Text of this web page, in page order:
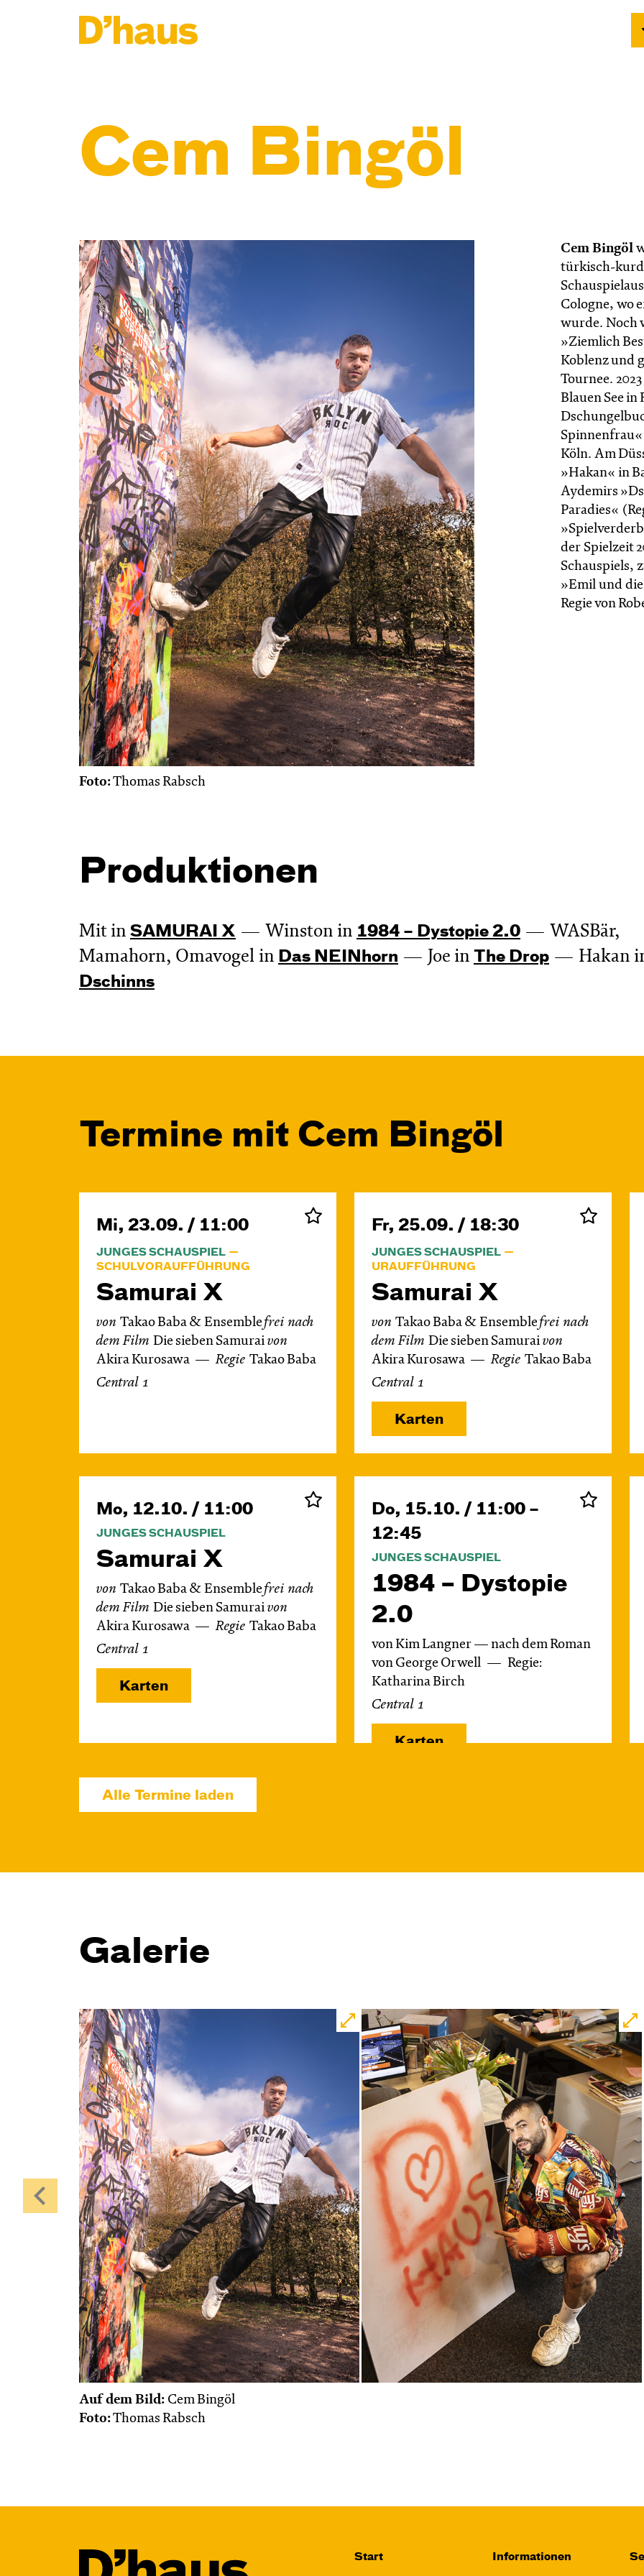
Cem Bingöl
Foto:Thomas Rabsch
Cem Bingöl
türkisch-
Cologne, wo
wurde. Noch
»Ziemlich
Koblenz und
Tournee.
Blauen See
Spinnenfrau«
Köln. Am
»Hakan« in
Aydemirs
Paradies«
der Spielzeit
Schauspiels,
»Emil und
Regie von
Produktionen
Mit in SAMURAI X Winston in 1984 – Dystopie 2.0
WASBär,
Mamahorn, Omavogel in Das NEIN­horn Joe in The Drop Hakan
Dschinns
Termine mit Cem Bingöl
Mi, 23.09. / 11:00
JUNGES SCHAUSPIEL
SCHULVORAUFFÜHRUNG
Samurai X
von Takao Baba & Ensemblefrei nach
dem Film Die sieben Samurai von
Akira Kurosawa
Regie Takao Baba
Central 1
Fr, 25.09. / 18:30
JUNGES SCHAUSPIEL
URAUFFÜHRUNG
Samurai X
von Takao Baba & Ensemblefrei nach
dem Film Die sieben Samurai von
Akira Kurosawa
Regie Takao Baba
Central 1
Karten
Mo, 12.10. / 11:00
JUNGES SCHAUSPIEL
Samurai X
von Takao Baba & Ensemblefrei nach
dem Film Die sieben Samurai von
Akira Kurosawa
Regie Takao Baba
Central 1
Karten
Do, 15.10. / 11:00 –
12:45
JUNGES SCHAUSPIEL
1984 – Dystopie
2.0
von Kim Langner — nach dem Roman
von George Orwell
Regie:
Katharina Birch
Central 1
Karten
2.0
von Kim Langner — nach dem Roman
Central 1
Karten
Karten
So, 25.10. / 16:00 –
17:00
JUNGES SCHAUSPIEL
FAMILIENVORSTELLUNG
Das NEIN­horn
von Marc-Uwe Kling und Astrid Henn
Regie: Philipp Alfons Heitmann,
Matts Johan Leenders
Central 1
Karten
Fr, 30.10. / 19:00
JUNGES SCHAUSPIEL
Samurai X
Takao Baba & Ensemblefrei nach
FilmDie sieben Samuraivon
Akira Kurosawa
Regie
Takao Baba
Central 1
Karten
2.0
2.0
Alle Termine laden
Galerie
Auf dem Bild: Cem Bingöl
Foto:Thomas Rabsch
Start Informationen